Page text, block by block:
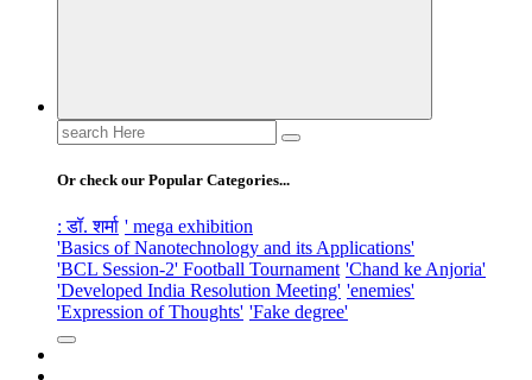
Search
for:
Or check our Popular Categories...
: डॉ. शर्मा ' mega exhibition
'Basics of Nanotechnology and its Applications'
'BCL Session-2' Football Tournament 'Chand ke Anjoria'
'Developed India Resolution Meeting' 'enemies'
'Expression of Thoughts' 'Fake degree'